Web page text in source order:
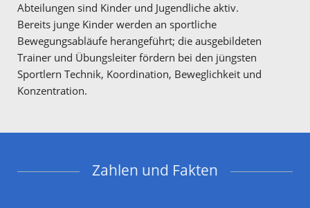
Abteilungen sind Kinder und Jugendliche aktiv.
Bereits junge Kinder werden an sportliche
Bewegungsabläufe herangeführt; die ausgebildeten
Trainer und Übungsleiter fördern bei den jüngsten
Sportlern Technik, Koordination, Beweglichkeit und
Konzentration.
Zahlen und Fakten